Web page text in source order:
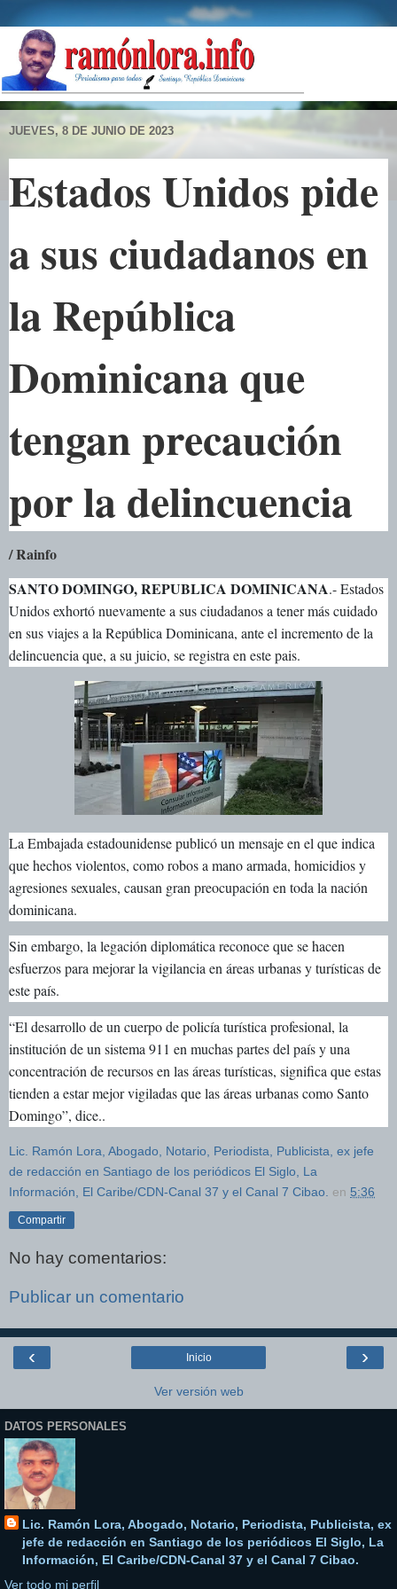
JUEVES, 8 DE JUNIO DE 2023
Estados Unidos pide
a sus ciudadanos en
la República
Dominicana que
tengan precaución
por la delincuencia
/ Rainfo
SANTO DOMINGO, REPUBLICA DOMINICANA.- Estados
Unidos exhortó nuevamente a sus ciudadanos a tener más cuidado
en sus viajes a la República Dominicana, ante el incremento de la
delincuencia que, a su juicio, se registra en este pais.
La Embajada estadounidense publicó un mensaje en el que indica
que hechos violentos, como robos a mano armada, homicidios y
agresiones sexuales, causan gran preocupación en toda la nación
dominicana.
Sin embargo, la legación diplomática reconoce que se hacen
esfuerzos para mejorar la vigilancia en áreas urbanas y turísticas de
este país.
“El desarrollo de un cuerpo de policía turística profesional, la
institución de un sistema 911 en muchas partes del país y una
concentración de recursos en las áreas turísticas, significa que estas
tienden a estar mejor vigiladas que las áreas urbanas como Santo
Domingo”, dice..
Lic. Ramón Lora, Abogado, Notario, Periodista, Publicista, ex jefe
de redacción en Santiago de los periódicos El Siglo, La
Información, El Caribe/CDN-Canal 37 y el Canal 7 Cibao. en 5:36
Compartir
No hay comentarios:
Publicar un comentario
‹ ›
Inicio
Ver versión web
DATOS PERSONALES
Lic. Ramón Lora, Abogado, Notario, Periodista, Publicista, ex
jefe de redacción en Santiago de los periódicos El Siglo, La
Información, El Caribe/CDN-Canal 37 y el Canal 7 Cibao.
Ver todo mi perfil